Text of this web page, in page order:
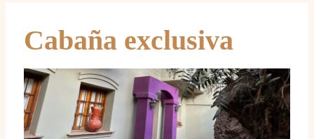
Cabaña exclusiva